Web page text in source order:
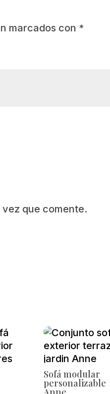
marcados con *
que comente.
Sofá modular
personalizable